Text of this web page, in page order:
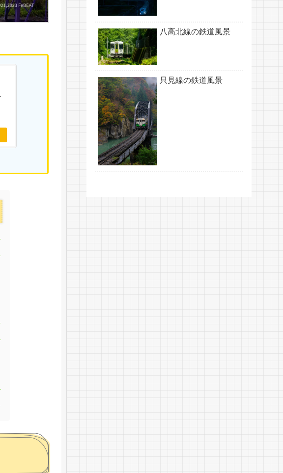
八高北線の鉄道風景
只見線の鉄道風景